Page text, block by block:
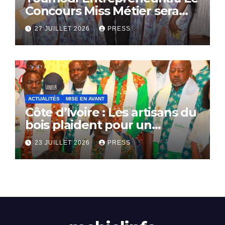
Concours Miss Métier sera
bientôt lance.
27 JUILLET 2026 PRESS
ACTUALITÉS MISE EN AVANT
Côte d’Ivoire : Les artisans du
bois plaident pour un
dialogue national
23 JUILLET 2026 PRESS